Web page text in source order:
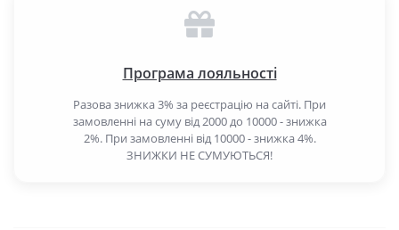
Програма лояльності
Разова знижка 3% за реєстрацію на сайті. При
замовленні на суму від 2000 до 10000 - знижка
2%. При замовленні від 10000 - знижка 4%.
ЗНИЖКИ НЕ СУМУЮТЬСЯ!